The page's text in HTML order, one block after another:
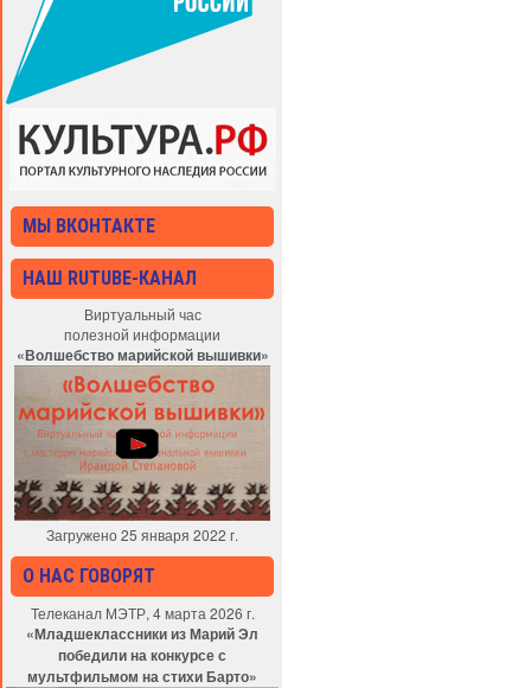
МЫ ВКОНТАКТЕ
НАШ RUTUBE-КАНАЛ
Виртуальный час
полезной информации
«Волшебство марийской вышивки»
Загружено 25 января 2022 г.
О НАС ГОВОРЯТ
Телеканал МЭТР, 4 марта 2026 г.
«Младшеклассники из Марий Эл
победили на конкурсе с
мультфильмом на стихи Барто»